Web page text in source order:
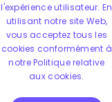
l'expérience utilisateur. En
utilisant notre site Web,
vous acceptez tous les
cookies conformément à
notre Politique relative
aux cookies.